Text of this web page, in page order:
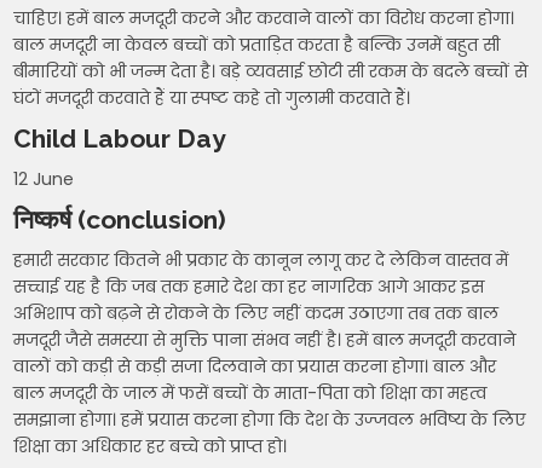
चाहिए। हमें बाल मजदूरी करने और करवाने वालों का विरोध करना होगा।
बाल मजदूरी ना केवल बच्चों को प्रताड़ित करता है बल्कि उनमें बहुत सी
बीमारियों को भी जन्म देता है। बड़े व्यवसाई छोटी सी रकम के बदले बच्चों से
घंटों मजदूरी करवाते हैं या स्पष्ट कहे तो गुलामी करवाते हैं।
Child Labour Day
12 June
निष्कर्ष (conclusion)
हमारी सरकार कितने भी प्रकार के कानून लागू कर दे लेकिन वास्तव में
सच्चाई यह है कि जब तक हमारे देश का हर नागरिक आगे आकर इस
अभिशाप को बढ़ने से रोकने के लिए नहीं कदम उठाएगा तब तक बाल
मजदूरी जैसे समस्या से मुक्ति पाना संभव नहीं है। हमें बाल मजदूरी करवाने
वालों को कड़ी से कड़ी सजा दिलवाने का प्रयास करना होगा। बाल और
बाल मजदूरी के जाल में फसें बच्चों के माता-पिता को शिक्षा का महत्व
समझाना होगा। हमें प्रयास करना होगा कि देश के उज्जवल भविष्य के लिए
शिक्षा का अधिकार हर बच्चे को प्राप्त हो।